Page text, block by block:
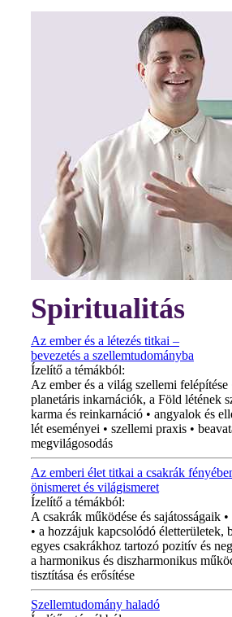
Spiritualitás
Az ember és a létezés titkai –
bevezetés a szellemtudományba
Ízelítő a témákból:
Az ember és a világ szellemi felépítése
planetáris inkarnációk, a Föld létének
karma és reinkarnáció • angyalok és
lét eseményei • szellemi praxis •
megvilágosodás
Az emberi élet titkai a csakrák
önismeret és világismeret
Ízelítő a témákból:
A csakrák működése és sajátosságaik
• a hozzájuk kapcsolódó életterületek,
egyes csakrákhoz tartozó pozitív és
a harmonikus és diszharmonikus
tisztítása és erősítése
Szellemtudomány haladó